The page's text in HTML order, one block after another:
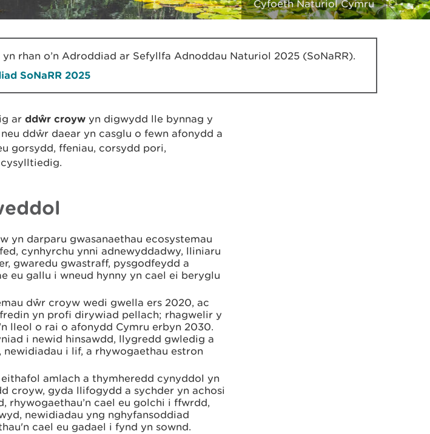
Cyfoeth Naturiol Cymru
yn rhan o’n Adroddiad ar Sefyllfa Adnoddau Naturiol 2025 (SoNaRR).
SoNaRR 2025
ar ddŵr croyw yn digwydd lle bynnag y
ddŵr daear yn casglu o fewn afonydd a
gorsydd, ffeniau, corsydd pori,
yn darparu gwasanaethau ecosystemau
cynhyrchu ynni adnewyddadwy, lliniaru
gwaredu gwastraff, pysgodfeydd a
eu gallu i wneud hynny yn cael ei beryglu
dŵr croyw wedi gwella ers 2020, ac
yn profi dirywiad pellach; rhagwelir y
lleol o rai o afonydd Cymru erbyn 2030.
i newid hinsawdd, llygredd gwledig a
i lif, a rhywogaethau estron
amlach a thymheredd cynyddol yn
croyw, gyda llifogydd a sychder yn achosi
rhywogaethau’n cael eu golchi i ffwrdd,
newidiadau yng nghyfansoddiad
cael eu gadael i fynd yn sownd.